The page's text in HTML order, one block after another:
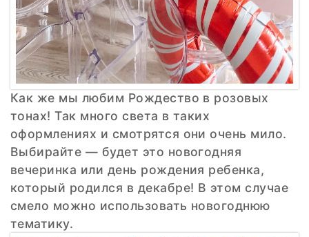
Как же мы любим Рождество в розовых
тонах! Так много света в таких
оформлениях и смотрятся они очень мило.
Выбирайте — будет это новогодняя
вечеринка или день рождения ребенка,
который родился в декабре! В этом случае
смело можно использовать новогоднюю
тематику.